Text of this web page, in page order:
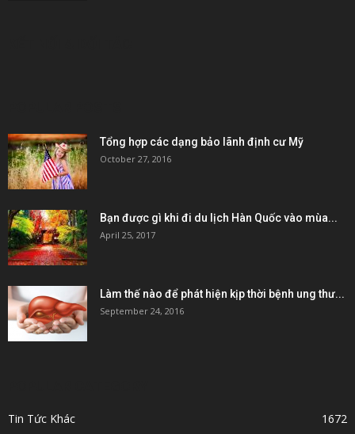
Tổng hợp các dạng bảo lãnh định cư Mỹ
October 27, 2016
Bạn được gì khi đi du lịch Hàn Quốc vào mùa...
April 25, 2017
Làm thế nào để phát hiện kịp thời bệnh ung thư...
September 24, 2016
Tin Tức Khác
1672